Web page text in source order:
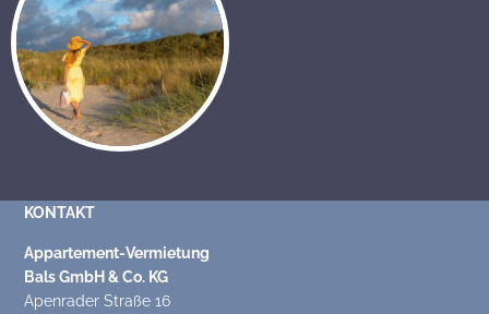
KONTAKT
Appartement-Vermietung
Bals GmbH & Co. KG
Apenrader Straße 16